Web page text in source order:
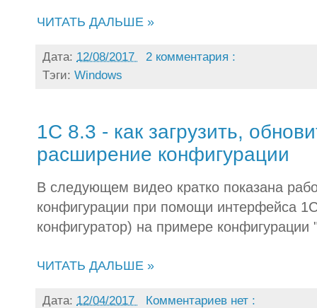
ЧИТАТЬ ДАЛЬШЕ »
Дата: 12/08/2017
2 комментария :
Тэги: Windows
1С 8.3 - как загрузить,
расширение конфигурации
В следующем видео кратко показана
конфигурации при помощи интерфейса
конфигуратор) на примере
ЧИТАТЬ ДАЛЬШЕ »
Дата: 12/04/2017
Комментариев нет :